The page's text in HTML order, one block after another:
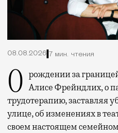
08.08.2026 7 мин. чтения
О рождении за границей благодаря бабушке Алисе Фрейндлих, о
трудотерапию, заставляя
улице, об изменениях в
своем настоящем